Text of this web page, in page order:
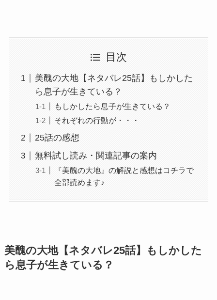
目次
美醜の大地【ネタバレ25話】もしかした
ら息子が生きている？
もしかしたら息子が生きている？
それぞれの行動が・・・
25話の感想
無料試し読み・関連記事の案内
『美醜の大地』の解説と感想はコチラで
全部読めます♪
美醜の大地【ネタバレ25話】もしかした
ら息子が生きている？